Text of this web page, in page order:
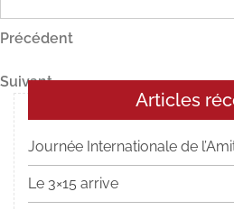
Navigation
l’article
Article
Précédent
Article
suivant
Suivant
Articles
Journée Internationale de
Le 3×15 arrive